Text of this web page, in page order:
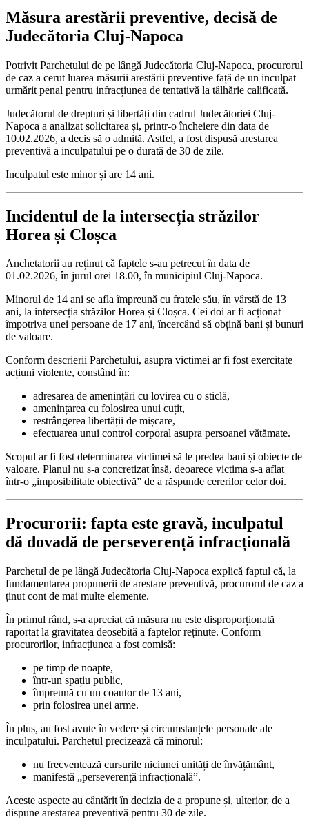
Măsura arestării preventive, decisă de
Judecătoria Cluj-Napoca
Potrivit Parchetului de pe lângă Judecătoria Cluj-Napoca, procurorul
de caz a cerut luarea măsurii arestării preventive față de un inculpat
urmărit penal pentru infracțiunea de tentativă la tâlhărie calificată.
Judecătorul de drepturi și libertăți din cadrul Judecătoriei Cluj-
Napoca a analizat solicitarea și, printr-o încheiere din data de
10.02.2026, a decis să o admită. Astfel, a fost dispusă arestarea
preventivă a inculpatului pe o durată de 30 de zile.
Inculpatul este minor și are 14 ani.
Incidentul de la intersecția străzilor
Horea și Cloșca
Anchetatorii au reținut că faptele s-au petrecut în data de
01.02.2026, în jurul orei 18.00, în municipiul Cluj-Napoca.
Minorul de 14 ani se afla împreună cu fratele său, în vârstă de 13
ani, la intersecția străzilor Horea și Cloșca. Cei doi ar fi acționat
împotriva unei persoane de 17 ani, încercând să obțină bani și bunuri
de valoare.
Conform descrierii Parchetului, asupra victimei ar fi fost exercitate
acțiuni violente, constând în:
adresarea de amenințări cu lovirea cu o sticlă,
amenințarea cu folosirea unui cuțit,
restrângerea libertății de mișcare,
efectuarea unui control corporal asupra persoanei vătămate.
Scopul ar fi fost determinarea victimei să le predea bani și obiecte de
valoare. Planul nu s-a concretizat însă, deoarece victima s-a aflat
într-o „imposibilitate obiectivă” de a răspunde cererilor celor doi.
Procurorii: fapta este gravă, inculpatul
dă dovadă de perseverență infracțională
Parchetul de pe lângă Judecătoria Cluj-Napoca explică faptul că, la
fundamentarea propunerii de arestare preventivă, procurorul de caz a
ținut cont de mai multe elemente.
În primul rând, s-a apreciat că măsura nu este disproporționată
raportat la gravitatea deosebită a faptelor reținute. Conform
procurorilor, infracțiunea a fost comisă:
pe timp de noapte,
într-un spațiu public,
împreună cu un coautor de 13 ani,
prin folosirea unei arme.
În plus, au fost avute în vedere și circumstanțele personale ale
inculpatului. Parchetul precizează că minorul:
nu frecventează cursurile niciunei unități de învățământ,
manifestă „perseverență infracțională”.
Aceste aspecte au cântărit în decizia de a propune și, ulterior, de a
dispune arestarea preventivă pentru 30 de zile.